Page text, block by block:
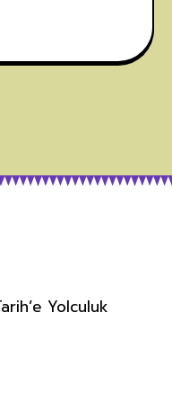
Yolculuk